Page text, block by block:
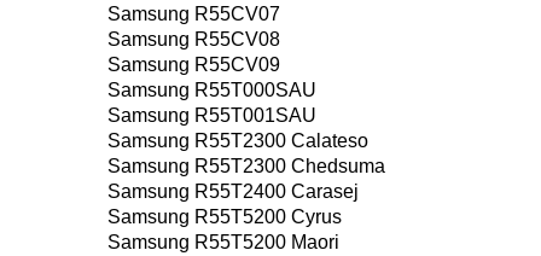
Samsung R55CV07
Samsung R55CV08
Samsung R55CV09
Samsung R55T000SAU
Samsung R55T001SAU
Samsung R55T2300 Calateso
Samsung R55T2300 Chedsuma
Samsung R55T2400 Carasej
Samsung R55T5200 Cyrus
Samsung R55T5200 Maori